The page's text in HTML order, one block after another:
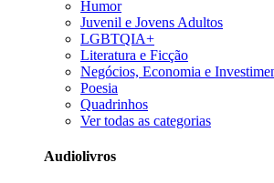
Humor
Juvenil e Jovens Adultos
LGBTQIA+
Literatura e Ficção
Negócios, Economia e
Poesia
Quadrinhos
Ver todas as categorias
Audiolivros